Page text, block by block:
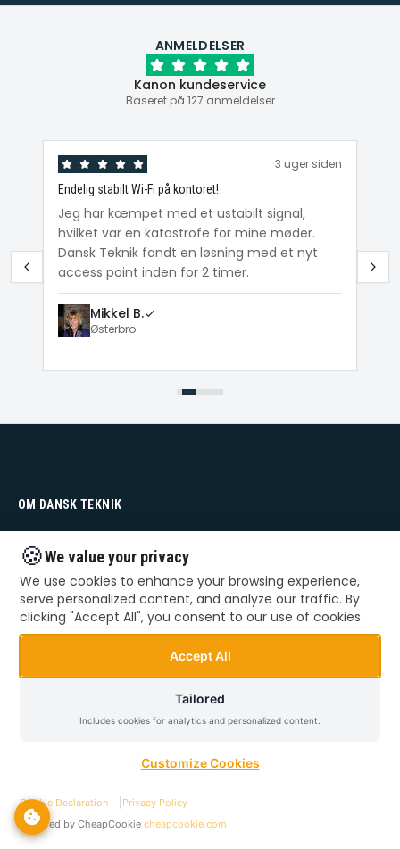
ANMELDELSER
Kanon kundeservice
Baseret på 127 anmeldelser
3 uger siden
Endelig stabilt Wi-Fi på kontoret!
Jeg har kæmpet med et ustabilt signal,
hvilket var en katastrofe for mine møder.
Dansk Teknik fandt en løsning med et nyt
access point inden for 2 timer.
Mikkel B.
Østerbro
OM DANSK TEKNIK
Dansk Teknik
Udekørende IT-tekniker
Hele Sjælland
Alle dage: 09:00 - 22:00
Hele Sjælland
🍪We value your privacy
We use cookies to enhance your browsing experience,
serve personalized content, and analyze our traffic. By
clicking "Accept All", you consent to our use of cookies.
Accept All
Tailored
Includes cookies for analytics and personalized content.
Customize Cookies
Cookie Declaration
Privacy Policy
Powered by CheapCookiecheapcookie.com